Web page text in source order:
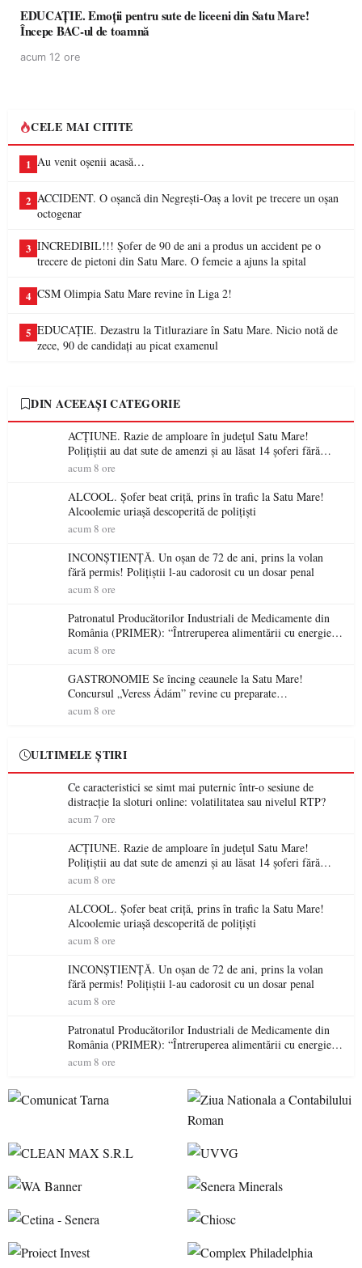
EDUCAȚIE. Emoții pentru sute de liceeni din Satu Mare!
Începe BAC-ul de toamnă
acum 12 ore
CELE MAI CITITE
1 Au venit oșenii acasă…
2 ACCIDENT. O oșancă din Negrești-Oaș a lovit pe trecere un oșan
octogenar
3 INCREDIBIL!!! Șofer de 90 de ani a produs un accident pe o
trecere de pietoni din Satu Mare. O femeie a ajuns la spital
4 CSM Olimpia Satu Mare revine în Liga 2!
5 EDUCAȚIE. Dezastru la Titluraziare în Satu Mare. Nicio notă de
zece, 90 de candidați au picat examenul
DIN ACEEAȘI CATEGORIE
ACȚIUNE. Razie de amploare în județul Satu Mare!
Polițiștii au dat sute de amenzi și au lăsat 14 șoferi fără
permis într-o singură zi
acum 8 ore
ALCOOL. Șofer beat criță, prins în trafic la Satu Mare!
Alcoolemie uriașă descoperită de polițiști
acum 8 ore
INCONȘTIENȚĂ. Un oșan de 72 de ani, prins la volan
fără permis! Polițiștii l-au cadorosit cu un dosar penal
acum 8 ore
Patronatul Producătorilor Industriali de Medicamente din
România (PRIMER): “Întreruperea alimentării cu energie
electrică a fabricilor de medicamente va pune în pericol
acum 8 ore
GASTRONOMIE Se încing ceaunele la Satu Mare!
Concursul „Veress Ádám” revine cu preparate
spectaculoase, premii și un jurat de renume
acum 8 ore
ULTIMELE ȘTIRI
Ce caracteristici se simt mai puternic într-o sesiune de
distracție la sloturi online: volatilitatea sau nivelul RTP?
acum 7 ore
ACȚIUNE. Razie de amploare în județul Satu Mare!
Polițiștii au dat sute de amenzi și au lăsat 14 șoferi fără
permis într-o singură zi
acum 8 ore
ALCOOL. Șofer beat criță, prins în trafic la Satu Mare!
Alcoolemie uriașă descoperită de polițiști
acum 8 ore
INCONȘTIENȚĂ. Un oșan de 72 de ani, prins la volan
fără permis! Polițiștii l-au cadorosit cu un dosar penal
acum 8 ore
Patronatul Producătorilor Industriali de Medicamente din
România (PRIMER): “Întreruperea alimentării cu energie
electrică a fabricilor de medicamente va pune în pericol
acum 8 ore